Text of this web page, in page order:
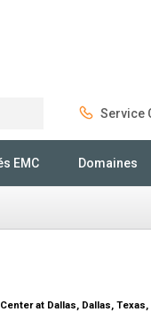
Service
EMC Domaines
at Dallas, Dallas, Texas,